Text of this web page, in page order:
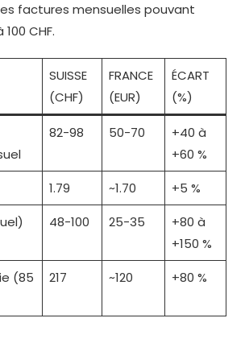
factures mensuelles pouvant
CHF.
SUISSE
(CHF)
FRANCE
(EUR)
ÉCART
(%)
82-98 50-70
+40 à
+60 %
1.79 ~1.70
+5 %
48-100 25-35
+80 à
+150 %
(85
217 ~120 +80 %